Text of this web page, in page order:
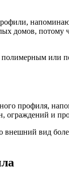
домов, потому
или
профиля,
ограждений и
вид